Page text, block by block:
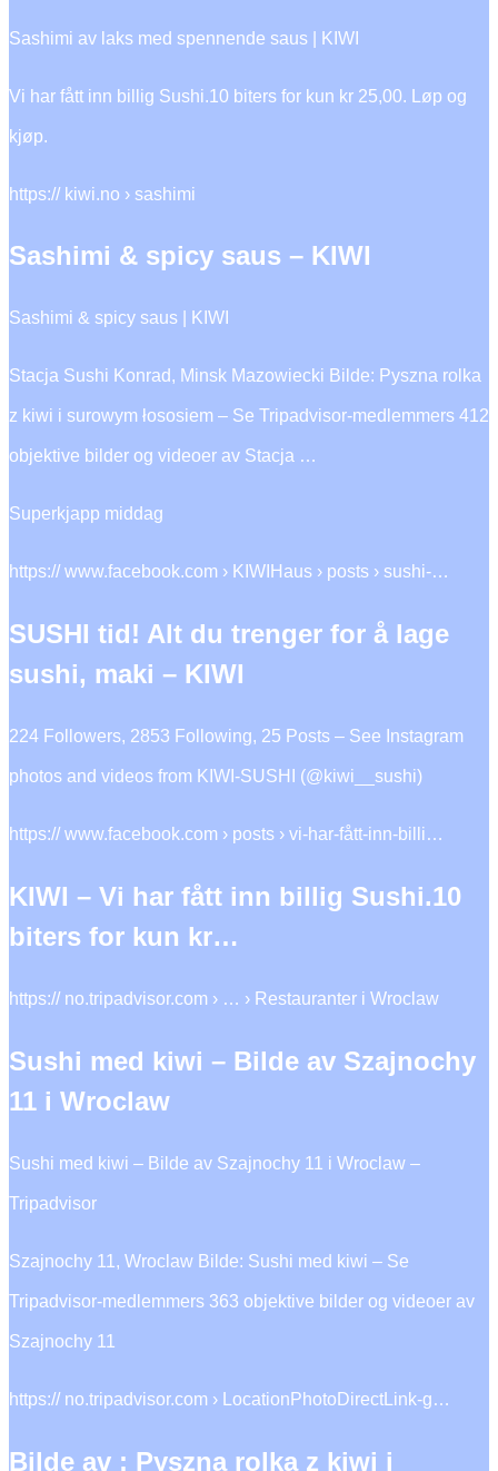
Sashimi av laks med spennende saus | KIWI
Vi har fått inn billig Sushi.10 biters for kun kr 25,00. Løp og
kjøp.
https:// kiwi.no › sashimi
Sashimi & spicy saus – KIWI
Sashimi & spicy saus | KIWI
Stacja Sushi Konrad, Minsk Mazowiecki Bilde: Pyszna rolka
z kiwi i surowym łososiem – Se Tripadvisor-medlemmers 412
objektive bilder og videoer av Stacja …
Superkjapp middag
https:// www.facebook.com › KIWIHaus › posts › sushi-…
SUSHI tid! Alt du trenger for å lage
sushi, maki – KIWI
224 Followers, 2853 Following, 25 Posts – See Instagram
photos and videos from KIWI-SUSHI (@kiwi__sushi)
https:// www.facebook.com › posts › vi-har-fått-inn-billi…
KIWI – Vi har fått inn billig Sushi.10
biters for kun kr…
https:// no.tripadvisor.com › … › Restauranter i Wroclaw
Sushi med kiwi – Bilde av Szajnochy
11 i Wroclaw
Sushi med kiwi – Bilde av Szajnochy 11 i Wroclaw –
Tripadvisor
Szajnochy 11, Wroclaw Bilde: Sushi med kiwi – Se
Tripadvisor-medlemmers 363 objektive bilder og videoer av
Szajnochy 11
https:// no.tripadvisor.com › LocationPhotoDirectLink-g…
Bilde av : Pyszna rolka z kiwi i